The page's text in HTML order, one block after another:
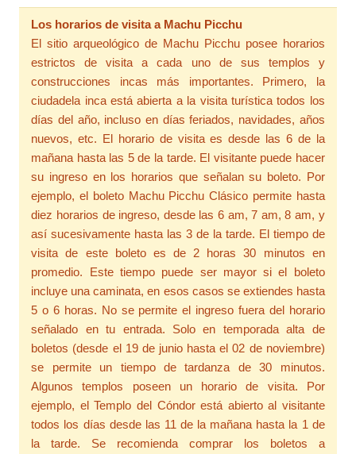
Los horarios de visita a Machu Picchu
El sitio arqueológico de Machu Picchu posee horarios
estrictos de visita a cada uno de sus templos y
construcciones incas más importantes. Primero, la
ciudadela inca está abierta a la visita turística todos los
días del año, incluso en días feriados, navidades, años
nuevos, etc. El horario de visita es desde las 6 de la
mañana hasta las 5 de la tarde. El visitante puede hacer
su ingreso en los horarios que señalan su boleto. Por
ejemplo, el boleto Machu Picchu Clásico permite hasta
diez horarios de ingreso, desde las 6 am, 7 am, 8 am, y
así sucesivamente hasta las 3 de la tarde. El tiempo de
visita de este boleto es de 2 horas 30 minutos en
promedio. Este tiempo puede ser mayor si el boleto
incluye una caminata, en esos casos se extiendes hasta
5 o 6 horas. No se permite el ingreso fuera del horario
señalado en tu entrada. Solo en temporada alta de
boletos (desde el 19 de junio hasta el 02 de noviembre)
se permite un tiempo de tardanza de 30 minutos.
Algunos templos poseen un horario de visita. Por
ejemplo, el Templo del Cóndor está abierto al visitante
todos los días desde las 11 de la mañana hasta la 1 de
la tarde. Se recomienda comprar los boletos a